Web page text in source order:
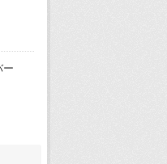
ー